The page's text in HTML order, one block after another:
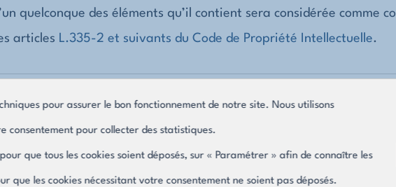
pour assurer le bon fonctionnement de notre site. Nous utilisons
consentement pour collecter des statistiques.
que tous les cookies soient déposés, sur « Paramétrer » afin de connaître les
que les cookies nécessitant votre consentement ne soient pas déposés.
quelconque des éléments qu’il contient sera considérée comme
articles L.335-2 et suivants du Code de Propriété Intellectuelle.
directs et indirects causés au matériel de l’utilisateur,